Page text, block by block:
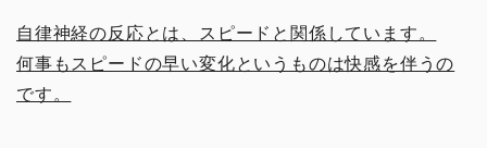
自律神経の反応とは、スピードと関係しています。
何事もスピードの早い変化というものは快感を伴うの
です。